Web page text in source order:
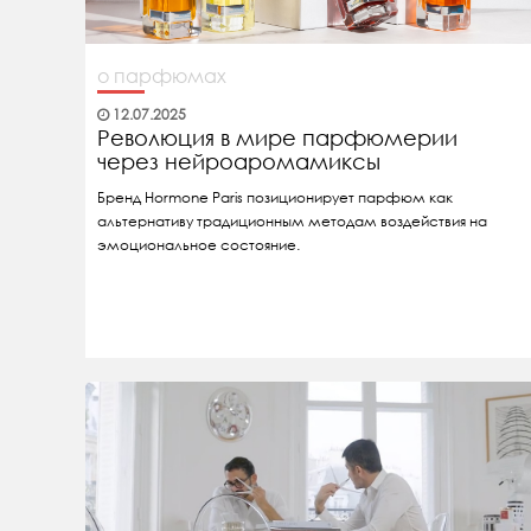
о парфюмах
12.07.2025
Революция в мире парфюмерии
через нейроаромамиксы
Бренд Hormone Paris позиционирует парфюм как
альтернативу традиционным методам воздействия на
эмоциональное состояние.